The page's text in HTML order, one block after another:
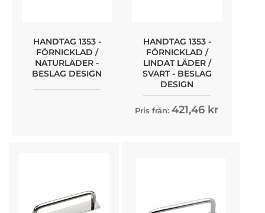
HANDTAG 1353 -
FÖRNICKLAD /
NATURLÄDER -
BESLAG DESIGN
HANDTAG 1353 -
FÖRNICKLAD /
LINDAT LÄDER /
SVART - BESLAG
DESIGN
Pris från: 421,46 kr